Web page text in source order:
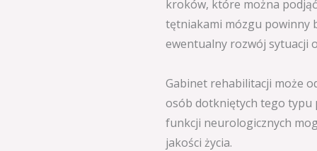
kroków, które można
tętniakami mózgu powinny
ewentualny rozwój sytuacji
Gabinet rehabilitacji może
osób dotkniętych tego typu
funkcji neurologicznych
jakości życia.